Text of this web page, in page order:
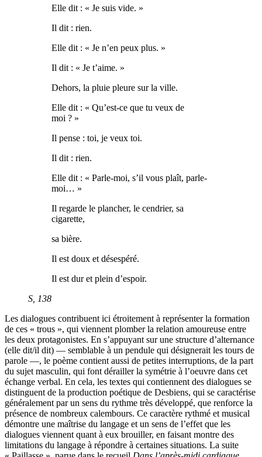
Elle dit : « Je suis vide. »
Il dit : rien.
Elle dit : « Je n’en peux plus. »
Il dit : « Je t’aime. »
Dehors, la pluie pleure sur la ville.
Elle dit : « Qu’est-ce que tu veux de
moi ? »
Il pense : toi, je veux toi.
Il dit : rien.
Elle dit : « Parle-moi, s’il vous plaît, parle-
moi… »
Il regarde le plancher, le cendrier, sa
cigarette,
sa bière.
Il est doux et désespéré.
Il est dur et plein d’espoir.
S , 138
Les dialogues contribuent ici étroitement à représenter la formation
de ces « trous », qui viennent plomber la relation amoureuse entre
les deux protagonistes. En s’appuyant sur une structure d’alternance
(elle dit/il dit) — semblable à un pendule qui désignerait les tours de
parole —, le poème contient aussi de petites interruptions, de la part
du sujet masculin, qui font dérailler la symétrie à l’oeuvre dans cet
échange verbal. En cela, les textes qui contiennent des dialogues se
distinguent de la production poétique de Desbiens, qui se caractérise
généralement par un sens du rythme très développé, que renforce la
présence de nombreux calembours. Ce caractère rythmé et musical
démontre une maîtrise du langage et un sens de l’effet que les
dialogues viennent quant à eux brouiller, en faisant montre des
limitations du langage à répondre à certaines situations. La suite